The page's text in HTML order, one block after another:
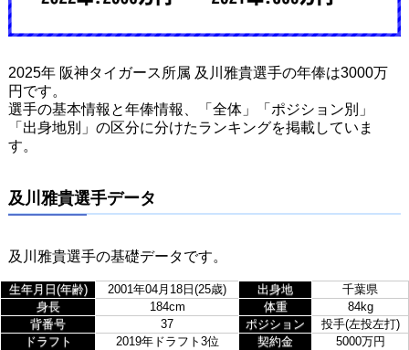
2025年 阪神タイガース所属 及川雅貴選手の年俸は3000万
円です。
選手の基本情報と年俸情報、「全体」「ポジション別」
「出身地別」の区分に分けたランキングを掲載していま
す。
及川雅貴選手データ
及川雅貴選手の基礎データです。
生年月日(年齢) 2001年04月18日(25歳) 出身地
千葉県
身長
184cm 体重
84kg
背番号
37 ポジション
投手(左投左打)
ドラフト
2019年ドラフト3位 契約金
5000万円